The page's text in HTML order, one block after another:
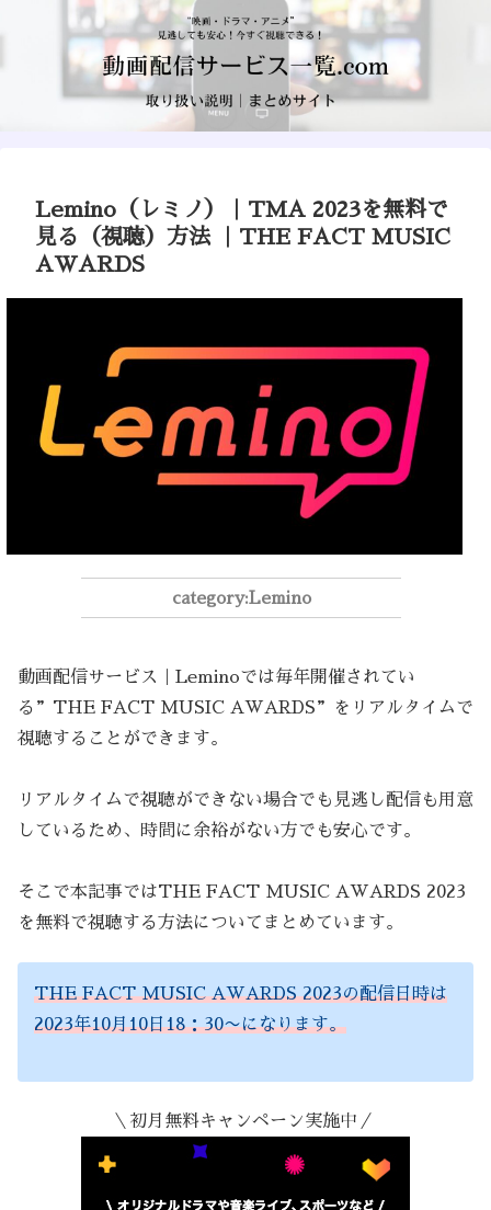
Lemino（レミノ）｜TMA 2023を無料で
見る（視聴）方法 ｜THE FACT MUSIC
AWARDS
Lemino
動画配信サービス｜Leminoでは毎年開催されてい
る”THE FACT MUSIC AWARDS”をリアルタイムで
視聴することができます。
リアルタイムで視聴ができない場合でも見逃し配信も用意
しているため、時間に余裕がない方でも安心です。
そこで本記事ではTHE FACT MUSIC AWARDS 2023
を無料で視聴する方法についてまとめています。
THE FACT MUSIC AWARDS 2023の配信日時は
2023年10月10日18：30〜になります。
＼初月無料キャンペーン実施中／